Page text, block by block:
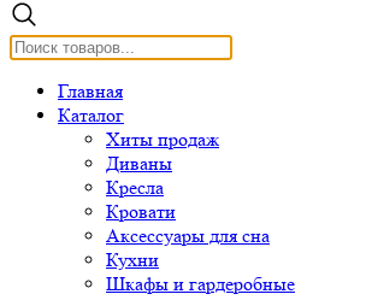
Главная
Каталог
Хиты продаж
Диваны
Кресла
Кровати
Аксессуары для сна
Кухни
Шкафы и гардеробные